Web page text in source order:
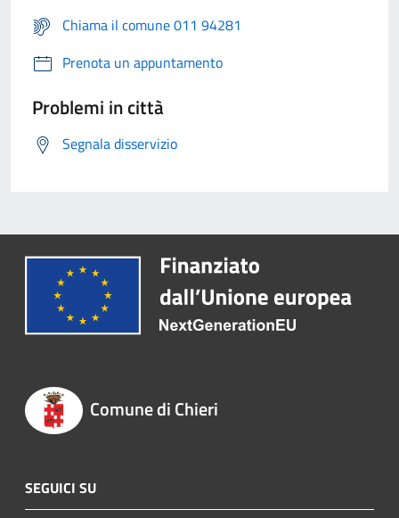
Chiama il comune 011 94281
Prenota un appuntamento
Problemi in città
Segnala disservizio
Comune di Chieri
SEGUICI SU